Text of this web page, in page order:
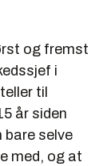
og fremst
i
til
år siden
bare selve
med, og at